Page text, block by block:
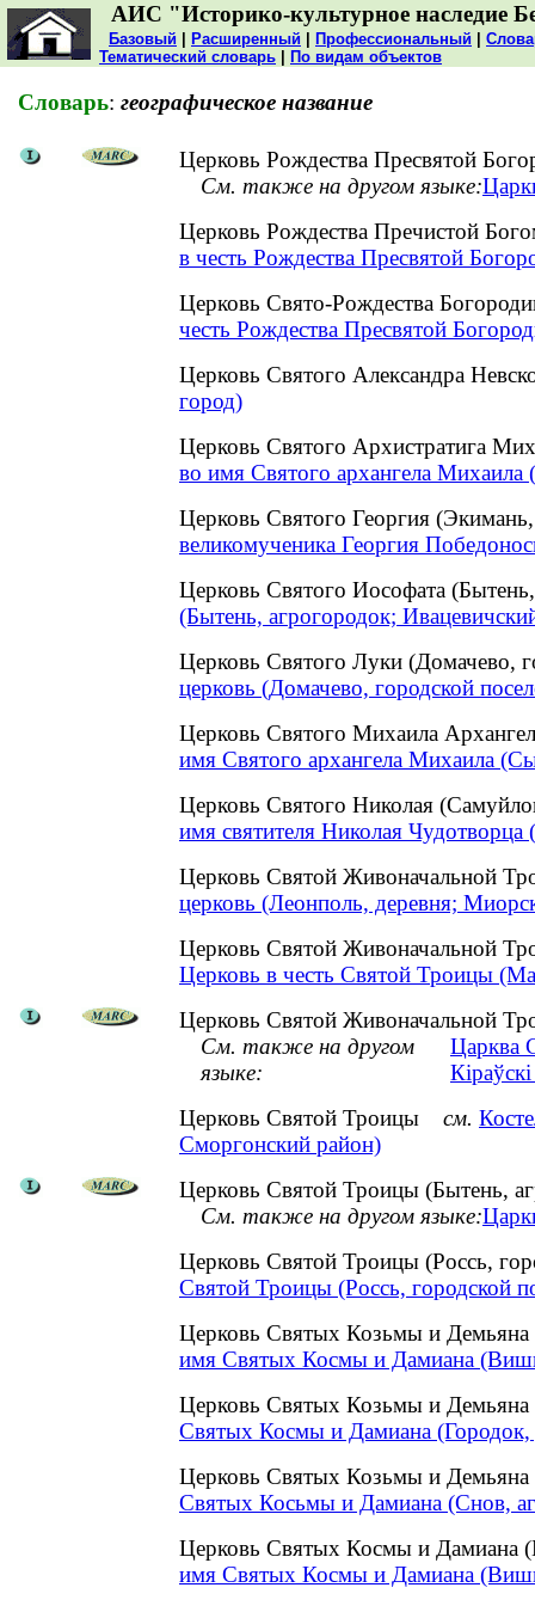
АИС "Историко-культурное наследие
Базовый Расширенный Профессиональный
Тематический словарь
По видам объектов
Словарь: географическое название
Церковь Рождества Пресвятой
См. также на другом языке:
Церковь Рождества Пречистой
в честь Рождества Пресвятой
Церковь Свято-Рождества
честь Рождества Пресвятой
Церковь Святого Александра
город)
Церковь Святого Архистратига
во имя Святого архангела
Церковь Святого Георгия
великомученика Георгия
Церковь Святого Иософата
(Бытень, агрогородок;
Церковь Святого Луки (Домачево,
церковь (Домачево, городской
Церковь Святого Михаила
имя Святого архангела Михаила
Церковь Святого Николая
имя святителя Николая
Церковь Святой Живоначальной
церковь (Леонполь, деревня;
Церковь Святой Живоначальной
Церковь в честь Святой Троицы
Церковь Святой Живоначальной
См. также на другом
языке:
Царква
Церковь Святой Троицы см.
Сморгонский район)
Церковь Святой Троицы (Бытень,
См. также на другом языке:
Церковь Святой Троицы (Россь,
Святой Троицы (Россь, городской
Церковь Святых Козьмы и
имя Святых Космы и Дамиана
Церковь Святых Козьмы и
Святых Космы и Дамиана (Городок,
Церковь Святых Козьмы и
Святых Косьмы и Дамиана (Снов,
Церковь Святых Космы и
имя Святых Космы и Дамиана